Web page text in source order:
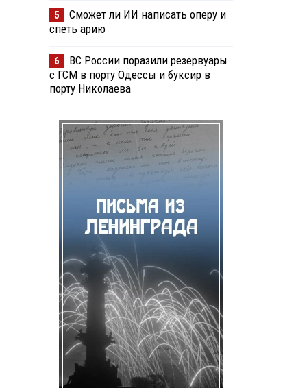
5
Сможет ли ИИ написать оперу и
спеть арию
6
ВС России поразили резервуары
с ГСМ в порту Одессы и буксир в
порту Николаева